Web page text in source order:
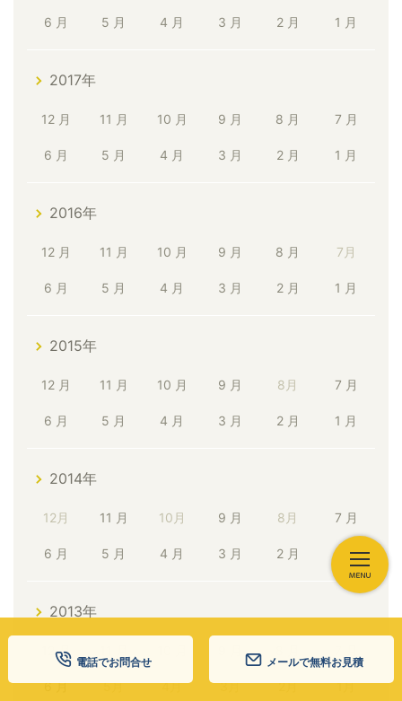
6 月 5 月 4 月 3 月 2 月 1 月
2017年
12 月 11 月 10 月 9 月 8 月 7 月
6 月 5 月 4 月 3 月 2 月 1 月
2016年
12 月 11 月 10 月 9 月 8 月 7月
6 月 5 月 4 月 3 月 2 月 1 月
2015年
12 月 11 月 10 月 9 月 8月 7 月
6 月 5 月 4 月 3 月 2 月 1 月
2014年
12月 11 月 10月 9 月 8月 7 月
6 月 5 月 4 月 3 月 2 月 1 月
2013年
12 月
6 月 5月 4月 3月 2月 1月
電話でお問合せ メールで無料お見積